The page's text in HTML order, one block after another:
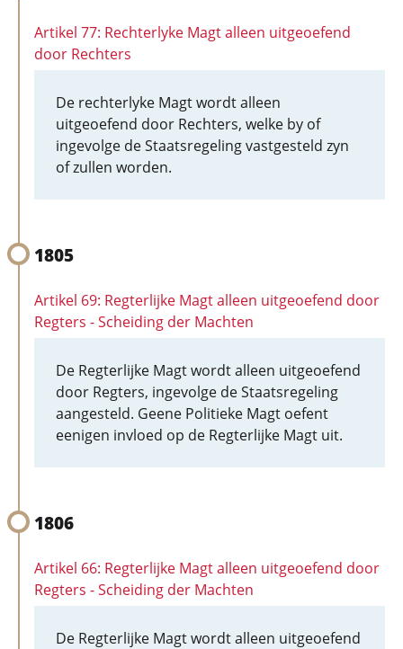
Artikel 77: Rechterlyke Magt alleen uitgeoefend
door Rechters
De rechterlyke Magt wordt alleen
uitgeoefend door Rechters, welke by of
ingevolge de Staatsregeling vastgesteld zyn
of zullen worden.
1805
Artikel 69: Regterlijke Magt alleen uitgeoefend door
Regters - Scheiding der Machten
De Regterlijke Magt wordt alleen uitgeoefend
door Regters, ingevolge de Staatsregeling
aangesteld. Geene Politieke Magt oefent
eenigen invloed op de Regterlijke Magt uit.
1806
Artikel 66: Regterlijke Magt alleen uitgeoefend door
Regters - Scheiding der Machten
De Regterlijke Magt wordt alleen uitgeoefend